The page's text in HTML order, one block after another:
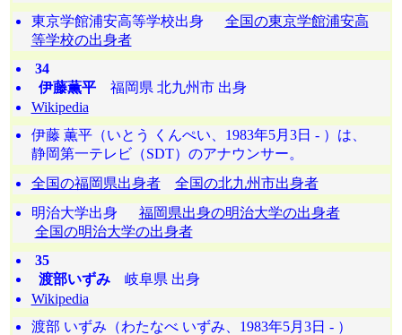
東京学館浦安高等学校出身 全国の東京学館浦安高
等学校の出身者
34
伊藤薫平福岡県 北九州市 出身
Wikipedia
伊藤 薫平（いとう くんぺい、1983年5月3日 - ）は、
静岡第一テレビ（SDT）のアナウンサー。
全国の福岡県出身者
全国の北九州市出身者
明治大学出身 福岡県出身の明治大学の出身者
全国の明治大学の出身者
35
渡部いずみ岐阜県 出身
Wikipedia
渡部 いずみ（わたなべ いずみ、1983年5月3日 - ）